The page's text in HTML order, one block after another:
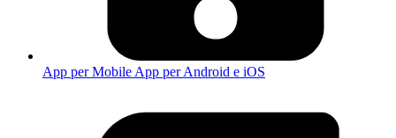
App per Mobile App per Android e iOS